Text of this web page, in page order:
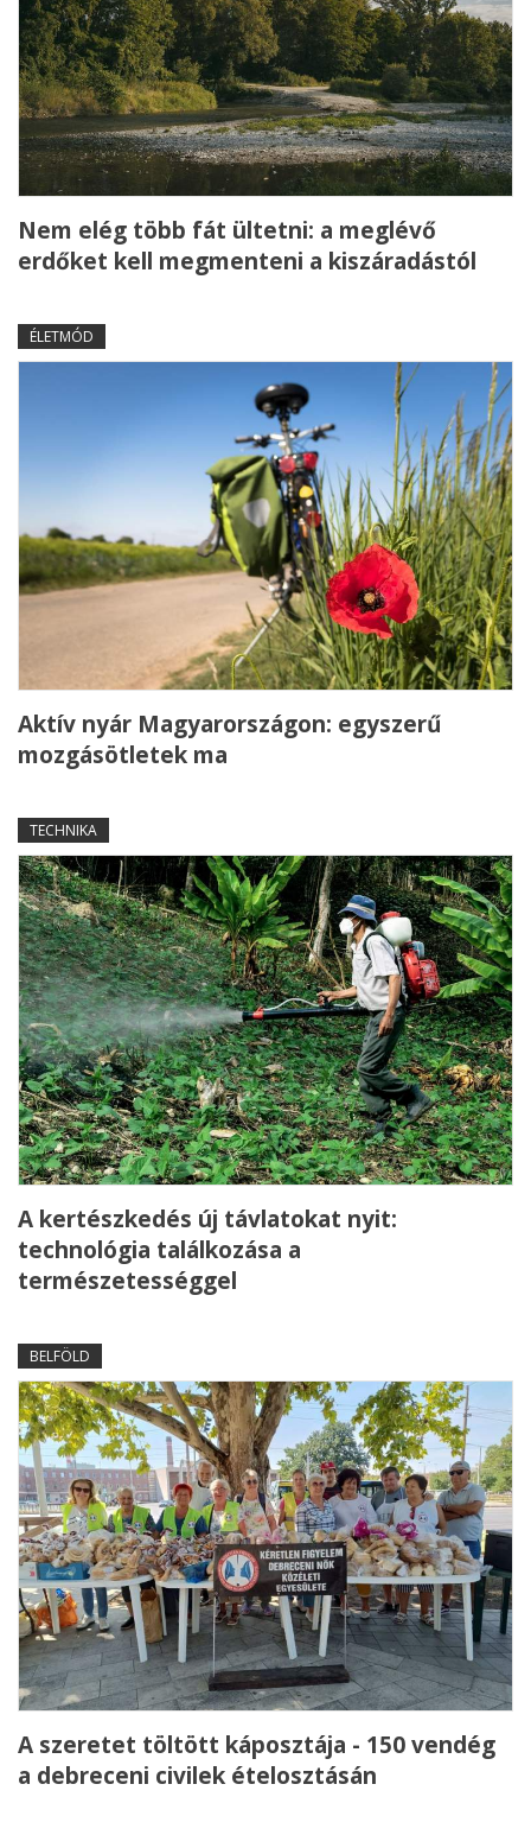
Nem elég több fát ültetni: a meglévő
erdőket kell megmenteni a kiszáradástól
ÉLETMÓD
Aktív nyár Magyarországon: egyszerű
mozgásötletek ma
TECHNIKA
A kertészkedés új távlatokat nyit:
technológia találkozása a
természetességgel
BELFÖLD
A szeretet töltött káposztája - 150 vendég
a debreceni civilek ételosztásán